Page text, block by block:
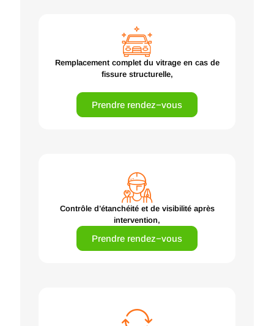
Remplacement complet du vitrage en cas de
fissure structurelle,
Prendre rendez−vous
Contrôle d’étanchéité et de visibilité après
intervention,
Prendre rendez−vous